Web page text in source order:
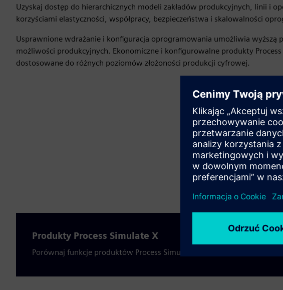
Uzyskaj dostęp do hierarchicznych modeli zakładów produkcyjnych, linii i
korzyściami elastyczności, współpracy, bezpieczeństwa i skalowalności
Usprawnione wdrażanie i konfiguracja oprogramowania umożliwia wyższą
możliwości produkcyjnych. Ekonomiczne i konfigurowalne produkty
dostosowane do różnych poziomów złożoności produkcji cyfrowej.
Produkty Process Simulate X
Porównaj funkcje produktów Process Simulate X. obok siebie.